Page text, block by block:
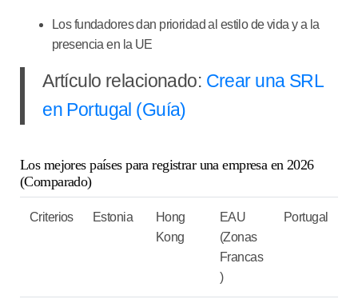
Los fundadores dan prioridad al estilo de vida y a la
presencia en la UE
Artículo relacionado: Crear una SRL
en Portugal (Guía)
Los mejores países para registrar una empresa en 2026
(Comparado)
Criterios Estonia
Hong
Kong
EAU
(Zonas
Francas
)
Portugal